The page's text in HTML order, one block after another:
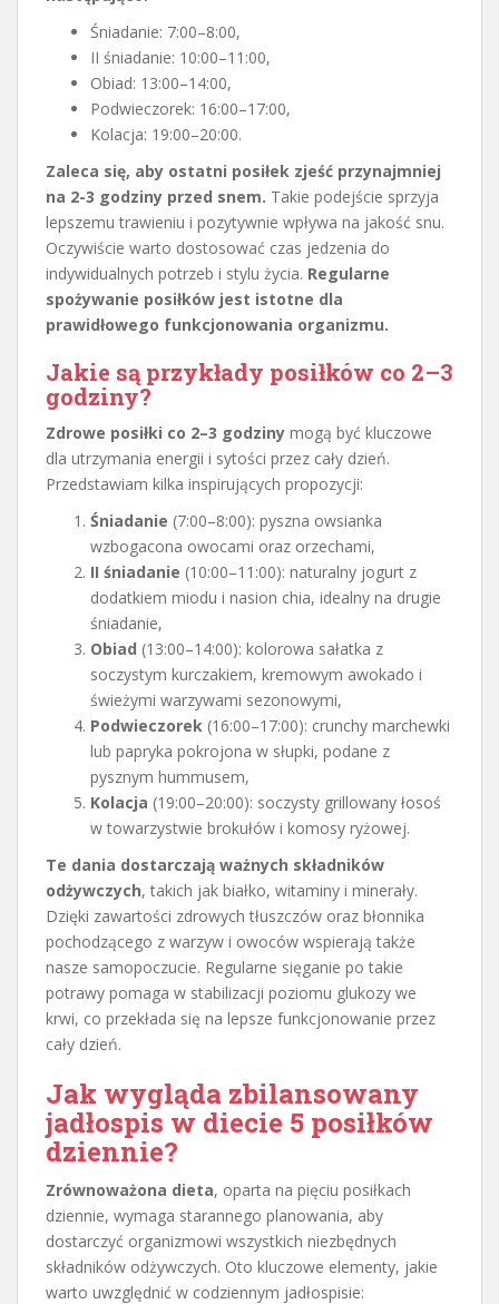
Śniadanie: 7:00–8:00,
II śniadanie: 10:00–11:00,
Obiad: 13:00–14:00,
Podwieczorek: 16:00–17:00,
Kolacja: 19:00–20:00.
Zaleca się, aby ostatni posiłek zjeść przynajmniej
na 2-3 godziny przed snem. Takie podejście sprzyja
lepszemu trawieniu i pozytywnie wpływa na jakość snu.
Oczywiście warto dostosować czas jedzenia do
indywidualnych potrzeb i stylu życia. Regularne
spożywanie posiłków jest istotne dla
prawidłowego funkcjonowania organizmu.
Jakie są przykłady posiłków co 2–3
godziny?
Zdrowe posiłki co 2–3 godziny mogą być kluczowe
dla utrzymania energii i sytości przez cały dzień.
Przedstawiam kilka inspirujących propozycji:
Śniadanie (7:00–8:00): pyszna owsianka
wzbogacona owocami oraz orzechami,
II śniadanie (10:00–11:00): naturalny jogurt z
dodatkiem miodu i nasion chia, idealny na drugie
śniadanie,
Obiad (13:00–14:00): kolorowa sałatka z
soczystym kurczakiem, kremowym awokado i
świeżymi warzywami sezonowymi,
Podwieczorek (16:00–17:00): crunchy marchewki
lub papryka pokrojona w słupki, podane z
pysznym hummusem,
Kolacja (19:00–20:00): soczysty grillowany łosoś
w towarzystwie brokułów i komosy ryżowej.
Te dania dostarczają ważnych składników
odżywczych, takich jak białko, witaminy i minerały.
Dzięki zawartości zdrowych tłuszczów oraz błonnika
pochodzącego z warzyw i owoców wspierają także
nasze samopoczucie. Regularne sięganie po takie
potrawy pomaga w stabilizacji poziomu glukozy we
krwi, co przekłada się na lepsze funkcjonowanie przez
cały dzień.
Jak wygląda zbilansowany
jadłospis w diecie 5 posiłków
dziennie?
Zrównoważona dieta, oparta na pięciu posiłkach
dziennie, wymaga starannego planowania, aby
dostarczyć organizmowi wszystkich niezbędnych
składników odżywczych. Oto kluczowe elementy, jakie
warto uwzględnić w codziennym jadłospisie: